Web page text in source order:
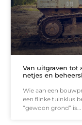
Van uitgraven tot
netjes en
Wie aan een
een flinke tuinklus
“gewoon grond”